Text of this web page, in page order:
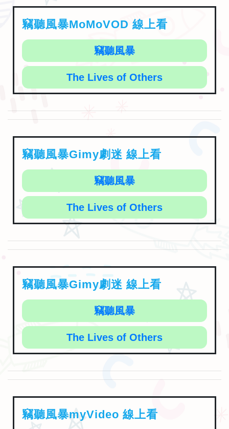
竊聽風暴MoMoVOD 線上看
竊聽風暴
The Lives of Others
竊聽風暴Gimy劇迷 線上看
竊聽風暴
The Lives of Others
竊聽風暴Gimy劇迷 線上看
竊聽風暴
The Lives of Others
竊聽風暴myVideo 線上看